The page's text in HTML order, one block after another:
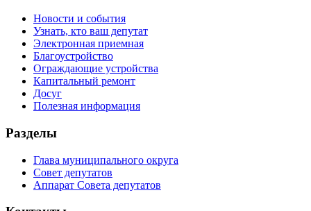
Новости и события
Узнать, кто ваш депутат
Электронная приемная
Благоустройство
Ограждающие устройства
Капитальный ремонт
Досуг
Полезная информация
Разделы
Глава муниципального округа
Совет депутатов
Аппарат Совета депутатов